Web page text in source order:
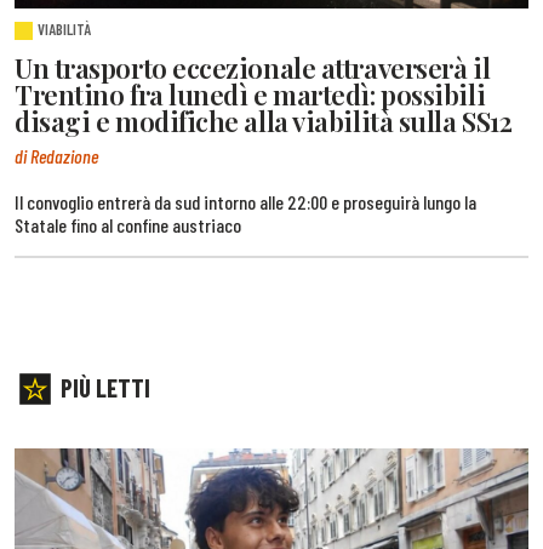
VIABILITÀ
Un trasporto eccezionale attraverserà il
Trentino fra lunedì e martedì: possibili
disagi e modifiche alla viabilità sulla SS12
di Redazione
Il convoglio entrerà da sud intorno alle 22:00 e proseguirà lungo la
Statale fino al confine austriaco
PIÙ LETTI